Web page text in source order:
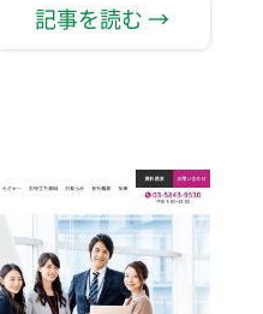
記事を読む →